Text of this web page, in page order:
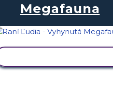
Megafauna